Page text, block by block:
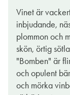
Vinet är
inbjudande,
plommon och
skön, örtig
"Bomben" är
och opulent
och mörka
tidigare finns
den populära
ju är vinlandet
ligger på
Kort och gott, vi
stövellandet.
smakrika viner
även This is The
This is The
flaskan och
Druvorna som
Primitivo och